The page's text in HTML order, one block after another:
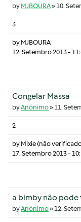
by MJBOURA»10.
3
by MJBOURA
12. Setembro 2013 -
Congelar Massa
byAnónimo»11.
2
by Mixie (não
17. Setembro 2013 -
a bimby não pode
byAnónimo»12.